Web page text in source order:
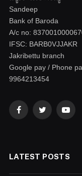
Sandeep
Bank of Baroda
A/c no:
IFSC: BARB0VJJAKR
Jakribettu branch
Google pay / Phone
9964213454
FacebookTwitter
LATEST POSTS